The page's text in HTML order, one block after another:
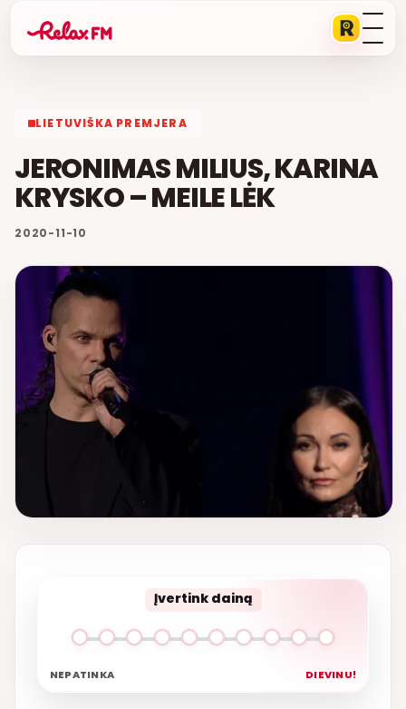
LIETUVIŠKA PREMJERA
JERONIMAS MILIUS, KARINA
KRYSKO – MEILE LĖK
2020-11-10
Įvertink dainą
NEPATINKA DIEVINU!